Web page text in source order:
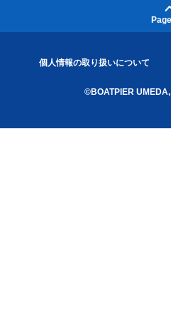
個人情報の取り扱いについて
©BOATPIER